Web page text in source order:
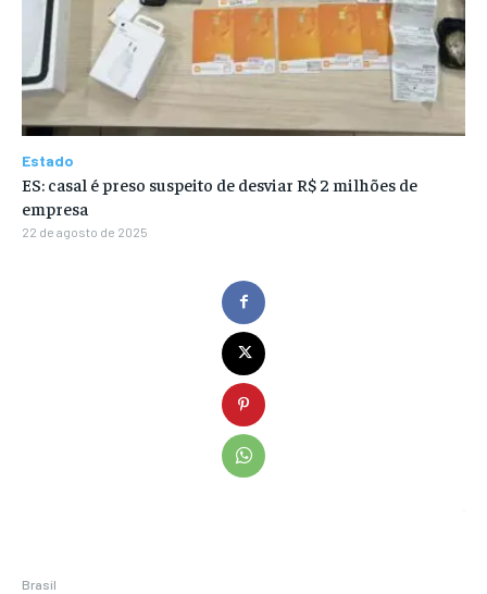
Brasil
Estado
ES: casal é preso suspeito de desviar R$ 2 milhões de
empresa
22 de agosto de 2025